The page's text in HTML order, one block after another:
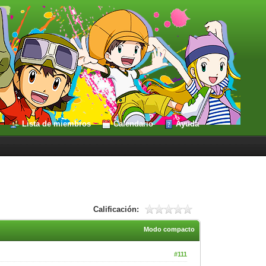
Lista de miembros Calendario Ayuda
Calificación:
Modo compacto
#111